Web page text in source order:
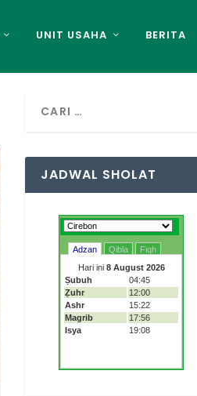
UNIT USAHA BERITA
JADWAL SHOLAT